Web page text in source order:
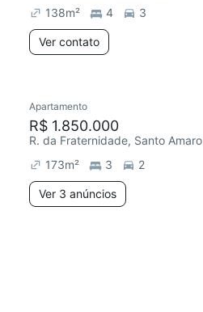
138m² 4 3
Ver contato
Apartamento
R$ 1.850.000
R. da Fraternidade, Santo Amaro
173m² 3 2
Ver 3 anúncios